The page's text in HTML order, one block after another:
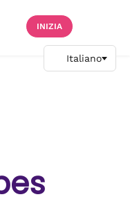
INIZIA